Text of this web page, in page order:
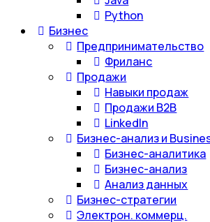
Python
Бизнес
Предпринимательство
Фриланс
Продажи
Навыки продаж
Продажи B2B
LinkedIn
Бизнес-анализ и
Бизнес-аналитика
Бизнес-анализ
Анализ данных
Бизнес-стратегии
Электрон. коммерц.